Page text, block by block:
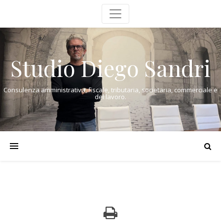
Studio Diego Sandri
Consulenza amministrativa, fiscale, tributaria, societaria, commerciale e
del lavoro.